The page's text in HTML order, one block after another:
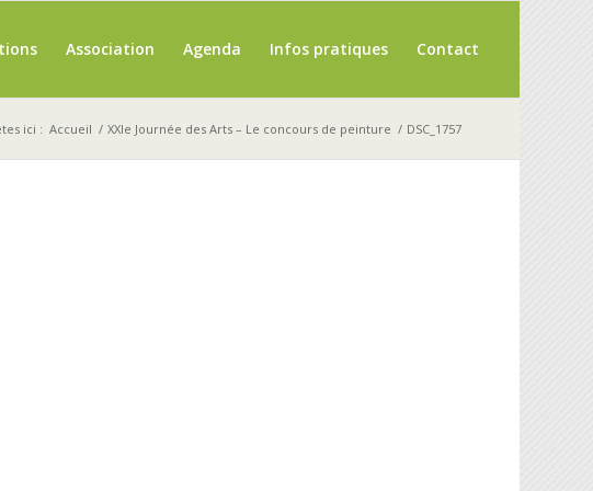
Association Agenda Infos pratiques Contact
ici : Accueil / XXIe Journée des Arts – Le concours de peinture / DSC_1757